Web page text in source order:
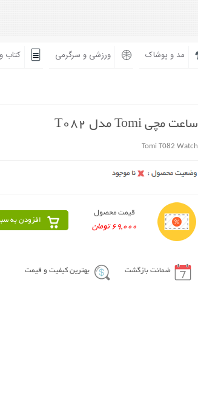
مد و پوشاک ورزشی و سرگرمی کتاب
ساعت مچی Tomi مدل T082
Tomi T082 Watch
قیمت محصول
69,000 تومان
افزودن به
ضمانت بازگشت بهترین کیفیت و قیمت